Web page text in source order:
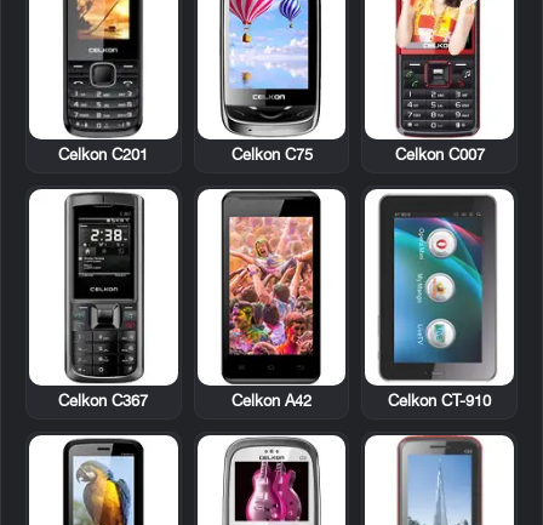
Celkon C007
Celkon C75
Celkon C201
Celkon CT-910
Celkon A42
Celkon C367